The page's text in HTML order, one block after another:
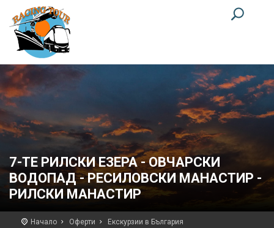
7-ТЕ РИЛСКИ ЕЗЕРА - ОВЧАРСКИ
ВОДОПАД - РЕСИЛОВСКИ МАНАСТИР -
РИЛСКИ МАНАСТИР
Начало Оферти Екскурзии в България